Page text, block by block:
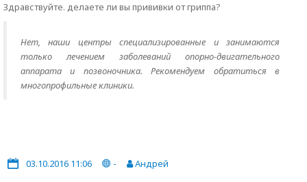
Здравствуйте. делаете ли вы прививки от гриппа?
Нет, наши центры специализированные и занимаются
только лечением заболеваний опорно-двигательного
аппарата и позвоночника. Рекомендуем обратиться в
многопрофильные клиники.
03.10.2016 11:06 -
Андрей